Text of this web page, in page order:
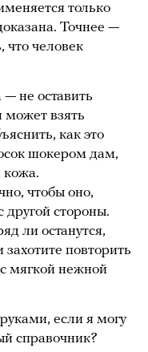
только
Точнее —
что человек
не оставить
может взять
как это
шокером дам,
кожа.
чтобы оно,
другой стороны.
ли останутся,
повторить
мягкой нежной
если я могу
справочник?